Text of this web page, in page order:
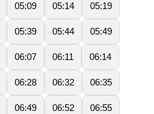
05:09 05:14 05:19
05:39 05:44 05:49
06:07 06:11 06:14
06:28 06:32 06:35
06:49 06:52 06:55